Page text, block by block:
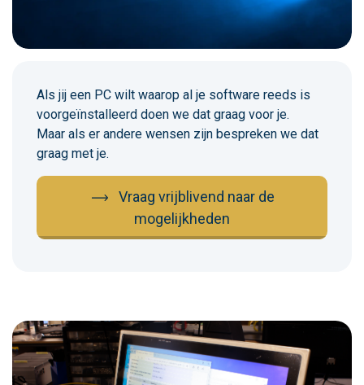
Als jij een PC wilt waarop al je software reeds is
voorgeïnstalleerd doen we dat graag voor je.
Maar als er andere wensen zijn bespreken we dat
graag met je.
Vraag vrijblivend naar de
mogelijkheden